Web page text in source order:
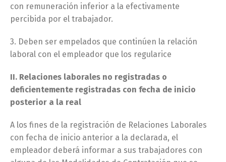
con remuneración inferior a la efectivamente
percibida por el trabajador.
3. Deben ser empelados que continúen la relación
laboral con el empleador que los regularice
II. Relaciones laborales no registradas o
deficientemente registradas con fecha de inicio
posterior a la real
A los fines de la registración de Relaciones Laborales
con fecha de inicio anterior a la declarada, el
empleador deberá informar a sus trabajadores con